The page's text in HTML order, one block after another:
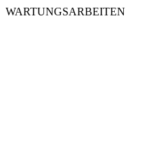
WARTUNGSARBEITEN